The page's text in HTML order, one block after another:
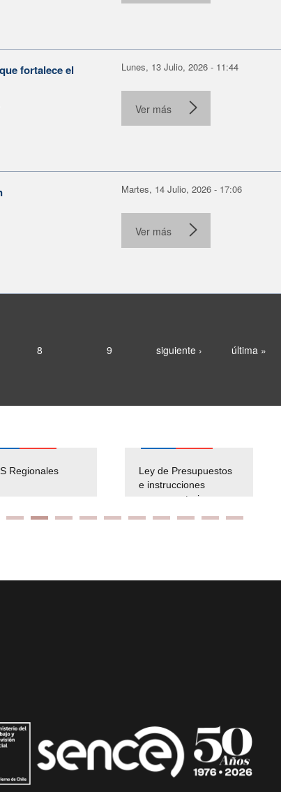
fortalece el
Lunes, 13 Julio, 2026 - 11:44
Ver más
Martes, 14 Julio, 2026 - 17:06
Ver más
8 9 siguiente › última »
Regionales
Ley de Presupuestos
e instrucciones
presuspuetarias